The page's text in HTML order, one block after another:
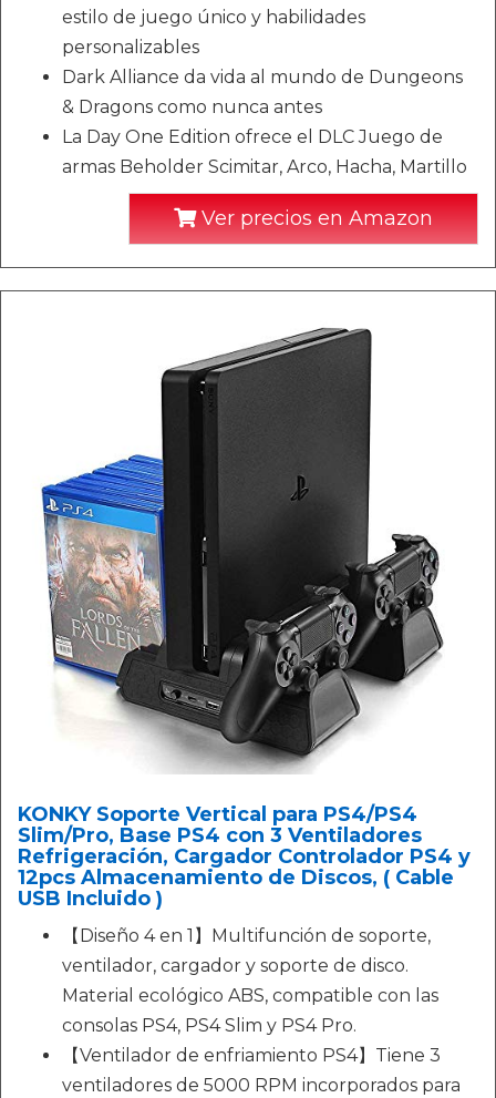
estilo de juego único y habilidades
personalizables
Dark Alliance da vida al mundo de Dungeons
& Dragons como nunca antes
La Day One Edition ofrece el DLC Juego de
armas Beholder Scimitar, Arco, Hacha, Martillo
Ver precios en Amazon
KONKY Soporte Vertical para PS4/PS4
Slim/Pro, Base PS4 con 3 Ventiladores
Refrigeración, Cargador Controlador PS4 y
12pcs Almacenamiento de Discos, ( Cable
USB Incluido )
【Diseño 4 en 1】Multifunción de soporte,
ventilador, cargador y soporte de disco.
Material ecológico ABS, compatible con las
consolas PS4, PS4 Slim y PS4 Pro.
【Ventilador de enfriamiento PS4】Tiene 3
ventiladores de 5000 RPM incorporados para